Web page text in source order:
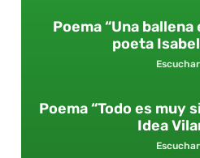
Poema “Una ballena
poeta
Poema “Todo es muy
Idea